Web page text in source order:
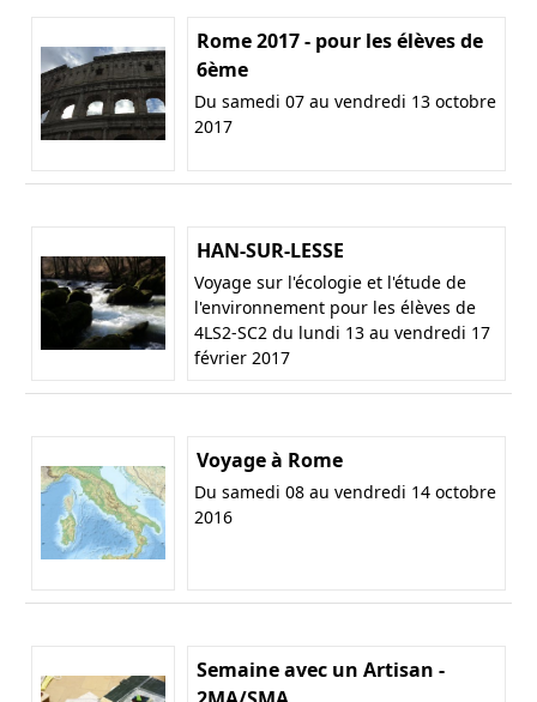
Rome 2017 - pour les élèves de
6ème
Du samedi 07 au vendredi 13 octobre
2017
HAN-SUR-LESSE
Voyage sur l'écologie et l'étude de
l'environnement pour les élèves de
4LS2-SC2 du lundi 13 au vendredi 17
février 2017
Voyage à Rome
Du samedi 08 au vendredi 14 octobre
2016
Semaine avec un Artisan -